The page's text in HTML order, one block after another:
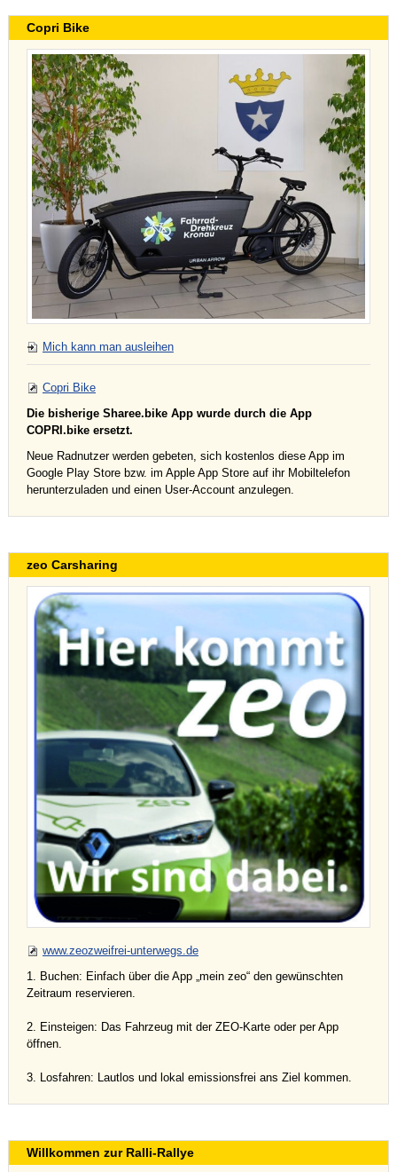
Copri Bike
Mich kann man ausleihen
Copri Bike
Die bisherige Sharee.bike App wurde durch die App
COPRI.bike ersetzt.
Neue Radnutzer werden gebeten, sich kostenlos diese App im
Google Play Store bzw. im Apple App Store auf ihr Mobiltelefon
herunterzuladen und einen User-Account anzulegen.
zeo Carsharing
www.zeozweifrei-unterwegs.de
1. Buchen: Einfach über die App „mein zeo“ den gewünschten
Zeitraum reservieren.
2. Einsteigen: Das Fahrzeug mit der ZEO-Karte oder per App
öffnen.
3. Losfahren: Lautlos und lokal emissionsfrei ans Ziel kommen.
Willkommen zur Ralli-Rallye